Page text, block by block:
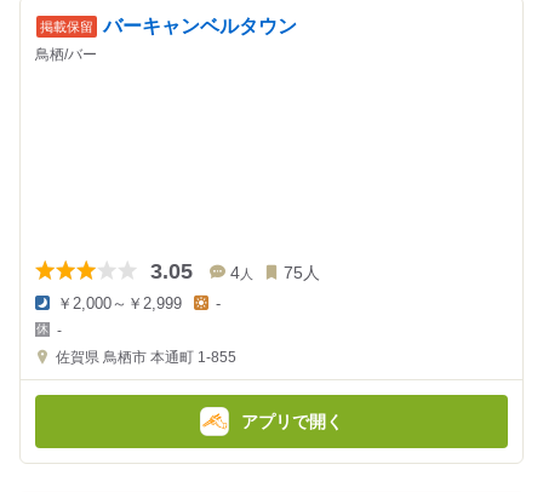
バーキャンベルタウン
鳥栖/バー
3.05 4人 75 人
夜
の
金
￥2,000～￥2,999
金
-
-
佐賀県 鳥栖市 本通町 1-855
アプリで開く